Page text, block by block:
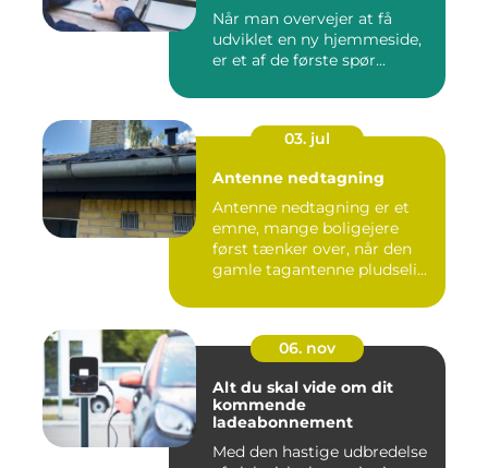
Når man overvejer at få
udviklet en ny hjemmeside,
er et af de første spør...
03. jul
Antenne nedtagning
Antenne nedtagning er et
emne, mange boligejere
først tænker over, når den
gamle tagantenne pludseli...
06. nov
Alt du skal vide om dit
kommende
ladeabonnement
Med den hastige udbredelse